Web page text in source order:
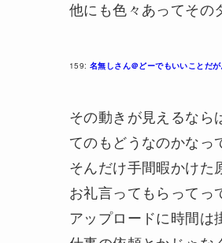
他にも色々あってその
159: 名無しさん＠どーでもいいことだが
その動きが見えるなら
てのもどうなのかなっ
そんだけ手間暇かけた
お礼言ってもらってっ
アップロードに時間は